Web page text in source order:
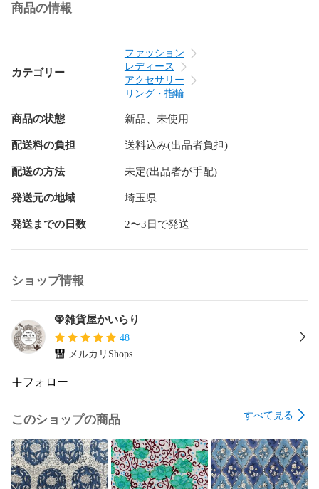
商品の情報
カテゴリー
ファッション
レディース
アクセサリー
リング・指輪
商品の状態 新品、未使用
配送料の負担 送料込み(出品者負担)
配送の方法 未定(出品者が手配)
発送元の地域 埼玉県
発送までの日数 2〜3日で発送
ショップ情報
🦚雑貨屋かいらり
48
メルカリShops
フォロー
このショップの商品 すべて見る